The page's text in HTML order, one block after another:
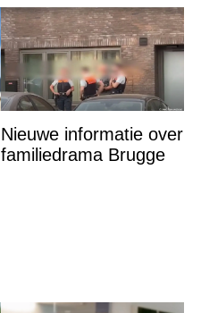
Nieuwe informatie over
familiedrama Brugge